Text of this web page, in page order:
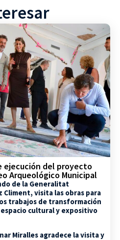
ejecución del proyecto
Arqueológico Municipal
de la Generalitat
Climent, visita las obras para
trabajos de transformación
cultural y expositivo
Miralles agradece la visita y